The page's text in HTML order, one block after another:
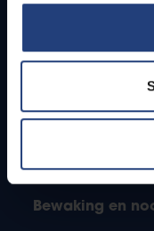
Studenten
PhD-
Bewaking en